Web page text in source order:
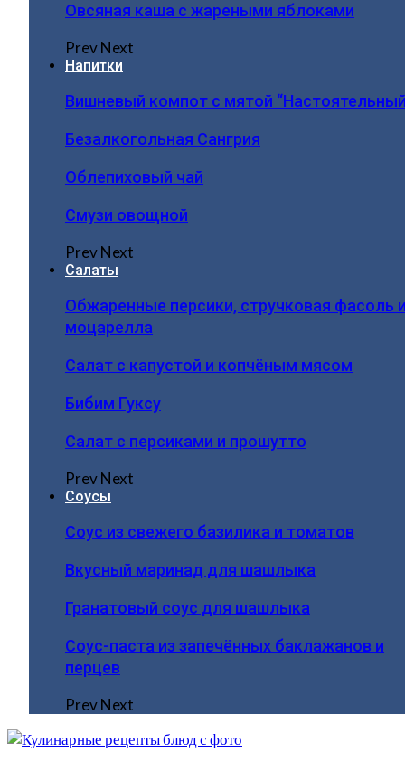
Овсяная каша с жареными яблоками
PrevNext
Напитки
Вишневый компот с мятой
Безалкогольная Сангрия
Облепиховый чай
Смузи овощной
PrevNext
Салаты
Обжаренные персики, стручковая фасоль
моцарелла
Салат с капустой и копчёным мясом
Бибим Гуксу
Салат с персиками и прошутто
PrevNext
Соусы
Соус из свежего базилика и томатов
Вкусный маринад для шашлыка
Гранатовый соус для шашлыка
Соус-паста из запечённых баклажанов и
перцев
PrevNext